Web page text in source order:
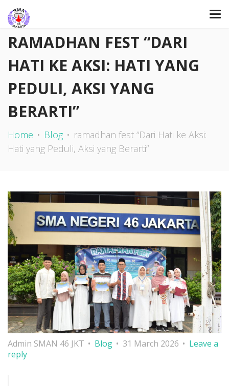
RAMADHAN FEST “DARI
HATI KE AKSI: HATI YANG
PEDULI, AKSI YANG
BERARTI”
Home Blog
ramadhan fest “Dari Hati ke Aksi:
Hati yang Peduli, Aksi yang Berarti”
Admin SMAN 46 JKT Blog 31 March 2026
Leave a
reply